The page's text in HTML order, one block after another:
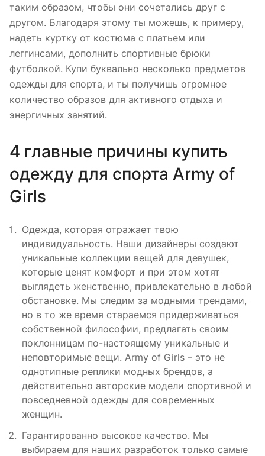
таким образом, чтобы они сочетались друг с
другом. Благодаря этому ты можешь, к примеру,
надеть куртку от костюма с платьем или
леггинсами, дополнить спортивные брюки
футболкой. Купи буквально несколько предметов
одежды для спорта, и ты получишь огромное
количество образов для активного отдыха и
энергичных занятий.
4 главные причины купить
одежду для спорта Army of
Girls
Одежда, которая отражает твою
индивидуальность. Наши дизайнеры создают
уникальные коллекции вещей для девушек,
которые ценят комфорт и при этом хотят
выглядеть женственно, привлекательно в любой
обстановке. Мы следим за модными трендами,
но в то же время стараемся придерживаться
собственной философии, предлагать своим
поклонницам по-настоящему уникальные и
неповторимые вещи. Army of Girls – это не
однотипные реплики модных брендов, а
действительно авторские модели спортивной и
повседневной одежды для современных
женщин.
Гарантированно высокое качество. Мы
выбираем для наших разработок только самые